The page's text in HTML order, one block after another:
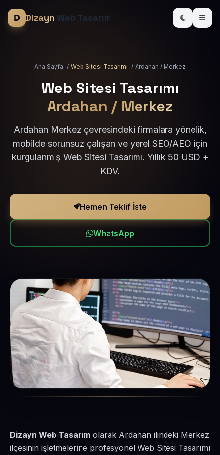
Dizayn Web Tasarım
Ana Sayfa / Web Sitesi Tasarımı / Ardahan / Merkez
Web Sitesi Tasarımı
Ardahan / Merkez
Ardahan Merkez çevresindeki firmalara yönelik,
mobilde sorunsuz çalışan ve yerel SEO/AEO için
kurgulanmış Web Sitesi Tasarımı. Yıllık 50 USD +
KDV.
Hemen Teklif İste
WhatsApp
Dizayn Web Tasarım olarak Ardahan ilindeki Merkez
ilçesinin işletmelerine profesyonel Web Sitesi Tasarımı